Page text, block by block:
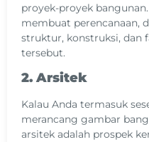
proyek-proyek
membuat perencanaan,
struktur, konstruksi, dan
tersebut.
2. Arsitek
Kalau Anda termasuk
merancang gambar
arsitek adalah prospek